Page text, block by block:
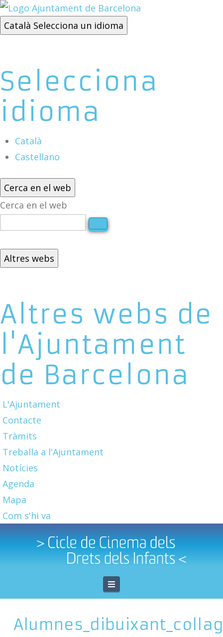
Català Selecciona un idioma
Selecciona
idioma
Català
Castellano
Cerca en el web
Cerca en el web
Altres webs
Altres webs de
l'Ajuntament
de Barcelona
L'Ajuntament
Contacte
Tràmits
Treballa a l'Ajuntament
Notícies
Agenda
Mapa
Com s'hi va
Navigation